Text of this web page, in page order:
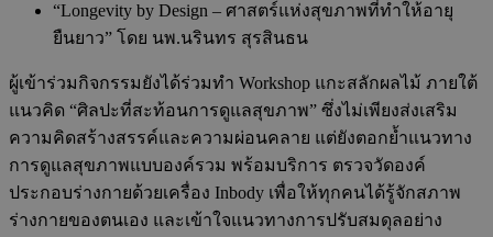
“Longevity by Design – ศาสตร์แห่งสุขภาพที่ทำให้อายุ
ยืนยาว” โดย นพ.นรินทร สุรสินธน
ผู้เข้าร่วมกิจกรรมยังได้ร่วมทำ Workshop แกะสลักผลไม้ ภายใต้
แนวคิด “ศิลปะที่สะท้อนการดูแลสุขภาพ” ซึ่งไม่เพียงส่งเสริม
ความคิดสร้างสรรค์และความผ่อนคลาย แต่ยังตอกย้ำแนวทาง
การดูแลสุขภาพแบบองค์รวม พร้อมบริการ ตรวจวัดองค์
ประกอบร่างกายด้วยเครื่อง Inbody เพื่อให้ทุกคนได้รู้จักสภาพ
ร่างกายของตนเอง และเข้าใจแนวทางการปรับสมดุลอย่าง